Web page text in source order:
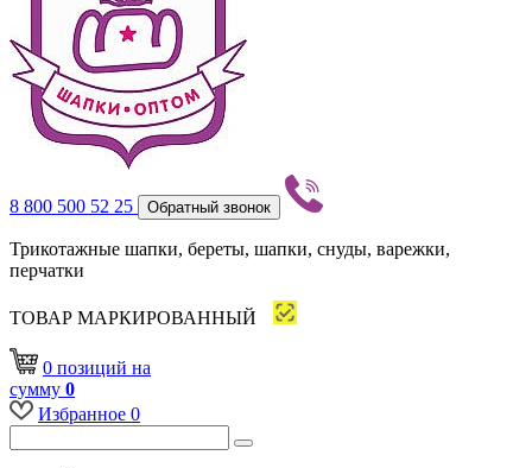
8 800 500 52 25 Обратный звонок
Трикотажные шапки, береты, шапки, снуды, варежки,
перчатки
ТОВАР МАРКИРОВАННЫЙ
0 позиций на
сумму 0
Избранное 0